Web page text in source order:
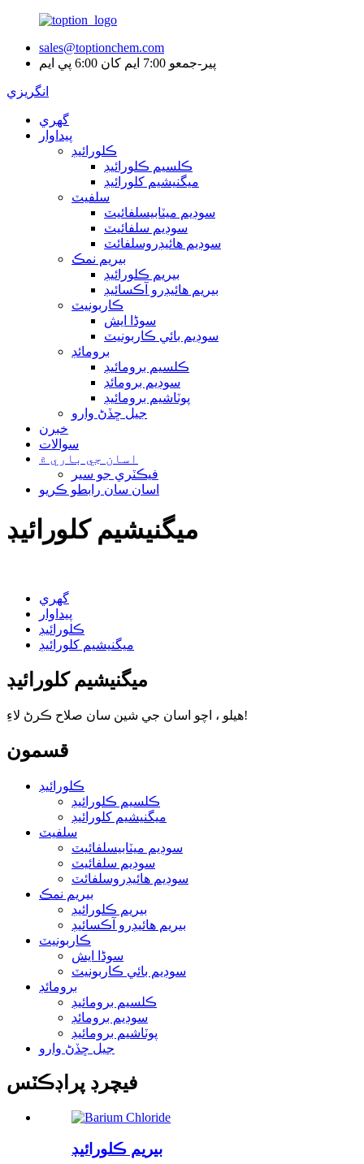
sales@toptionchem.com
پير-جمعو 7:00 ايم کان 6:00 پي ايم
انگريزي
گهري
پيداوار
ڪلورائيڊ
ڪلسيم ڪلورائيڊ
ميگنيشيم کلورائيڊ
سلفيٽ
سوڊيم ميٽابيسلفائيٽ
سوڊيم سلفائيٽ
سوڊيم هائيڊروسلفائٽ
بيريم نمڪ
بيريم ڪلورائيڊ
بيريم هائيڊرو آڪسائيڊ
ڪاربونيٽ
سوڈا ايش
سوڊيم بائي ڪاربونيٽ
برومائڊ
ڪلسيم برومائيڊ
سوڊيم برومائڊ
پوٽاشيم برومائيڊ
جيل ڇڏڻ وارو
خبرن
سوالات
اسان جي باري ۾
فيڪٽري جو سير
اسان سان رابطو ڪريو
ميگنيشيم کلورائيڊ
گهري
پيداوار
ڪلورائيڊ
ميگنيشيم کلورائيڊ
ميگنيشيم کلورائيڊ
هيلو ، اچو اسان جي شين سان صلاح ڪرڻ لاءِ!
قسمون
ڪلورائيڊ
ڪلسيم ڪلورائيڊ
ميگنيشيم کلورائيڊ
سلفيٽ
سوڊيم ميٽابيسلفائيٽ
سوڊيم سلفائيٽ
سوڊيم هائيڊروسلفائٽ
بيريم نمڪ
بيريم ڪلورائيڊ
بيريم هائيڊرو آڪسائيڊ
ڪاربونيٽ
سوڈا ايش
سوڊيم بائي ڪاربونيٽ
برومائڊ
ڪلسيم برومائيڊ
سوڊيم برومائڊ
پوٽاشيم برومائيڊ
جيل ڇڏڻ وارو
فيچرڊ پراڊڪٽس
بيريم ڪلورائيڊ